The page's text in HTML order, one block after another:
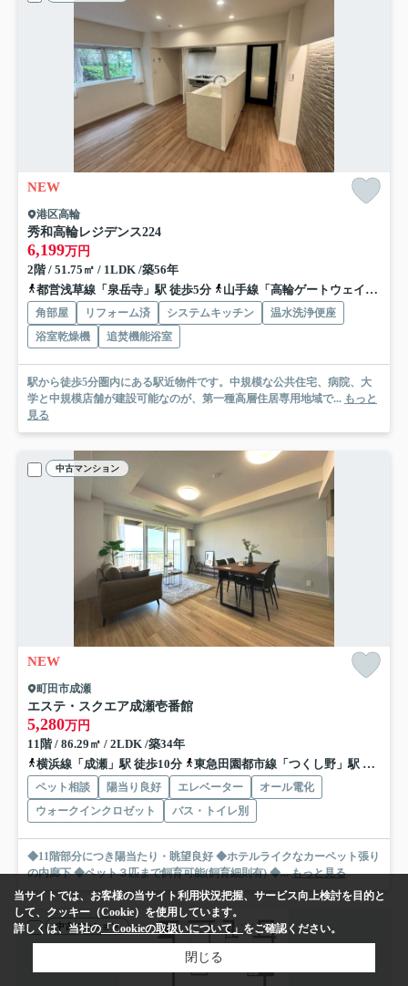
NEW
港区高輪
秀和高輪レジデンス224
6,199万円
2階 / 51.75㎡ / 1LDK /築56年
都営浅草線「泉岳寺」駅 徒歩5分
山手線「高輪ゲートウェイ」駅 徒歩10分
角部屋 リフォーム済 システムキッチン
温水洗浄便座
浴室乾燥機
追焚機能浴室
駅から徒歩5分圏内にある駅近物件です。中規模な公共住宅、病院、大
学と中規模店舗が建設可能なのが、第一種高層住居専用地域で... もっと
見る
中古マンション
NEW
町田市成瀬
エステ・スクエア成瀬壱番館
5,280万円
11階 / 86.29㎡ / 2LDK /築34年
横浜線「成瀬」駅 徒歩10分
東急田園都市線「つくし野」駅 徒歩18分
ペット相談 陽当り良好 エレベーター
オール電化
ウォークインクロゼット
バス・トイレ別
◆11階部分につき陽当たり・眺望良好 ◆ホテルライクなカーペット張り
の内廊下 ◆ペット３匹まで飼育可能(飼育細則有) ◆...もっと見る
中古マンション
当サイトでは、お客様の当サイト利用状況把握、サービス向上検討を目的と
して、クッキー（Cookie）を使用しています。
詳しくは、当社の 「Cookieの取扱いについて」 をご確認ください。
閉じる